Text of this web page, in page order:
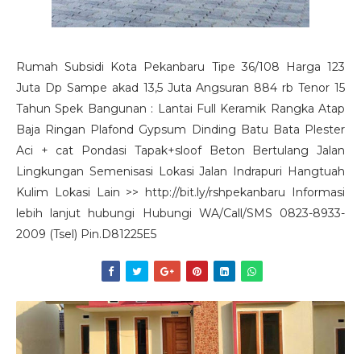
Rumah Subsidi Kota Pekanbaru Tipe 36/108 Harga 123
Juta Dp Sampe akad 13,5 Juta Angsuran 884 rb Tenor 15
Tahun Spek Bangunan : Lantai Full Keramik Rangka Atap
Baja Ringan Plafond Gypsum Dinding Batu Bata Plester
Aci + cat Pondasi Tapak+sloof Beton Bertulang Jalan
Lingkungan Semenisasi Lokasi Jalan Indrapuri Hangtuah
Kulim Lokasi Lain >> http://bit.ly/rshpekanbaru Informasi
lebih lanjut hubungi Hubungi WA/Call/SMS 0823-8933-
2009 (Tsel) Pin.D81225E5